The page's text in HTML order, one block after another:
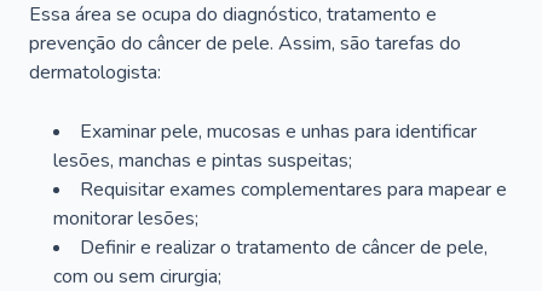
Essa área se ocupa do diagnóstico, tratamento e
prevenção do câncer de pele. Assim, são tarefas do
dermatologista:
Examinar pele, mucosas e unhas para identificar
lesões, manchas e pintas suspeitas;
Requisitar exames complementares para mapear e
monitorar lesões;
Definir e realizar o tratamento de câncer de pele,
com ou sem cirurgia;